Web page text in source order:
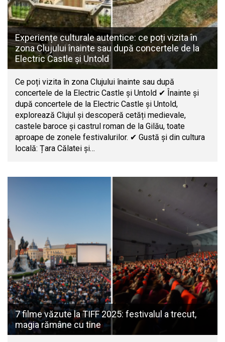
Experiențe culturale autentice: ce poți vizita în
zona Clujului înainte sau după concertele de la
Electric Castle și Untold
Ce poți vizita în zona Clujului înainte sau după
concertele de la Electric Castle și Untold ✔ Înainte și
după concertele de la Electric Castle și Untold,
explorează Clujul și descoperă cetăți medievale,
castele baroce și castrul roman de la Gilău, toate
aproape de zonele festivalurilor. ✔ Gustă și din cultura
locală: Țara Călatei și…
7 filme văzute la TIFF 2025: festivalul a trecut,
magia rămâne cu tine